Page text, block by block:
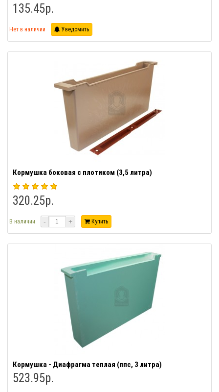
135.45р.
Нет в наличии Уведомить
Кормушка боковая с плотиком (3,5 литра)
320.25р.
В наличии - + Купить
Кормушка - Диафрагма теплая (ппс, 3 литра)
523.95р.